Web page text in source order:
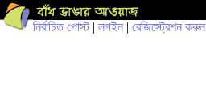
নির্বাচিত পোস্ট| লগইন | রেজিস্ট্রেশন করুন